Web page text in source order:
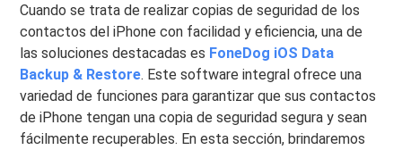
Cuando se trata de realizar copias de seguridad de los
contactos del iPhone con facilidad y eficiencia, una de
las soluciones destacadas es FoneDog iOS Data
Backup & Restore. Este software integral ofrece una
variedad de funciones para garantizar que sus contactos
de iPhone tengan una copia de seguridad segura y sean
fácilmente recuperables. En esta sección, brindaremos